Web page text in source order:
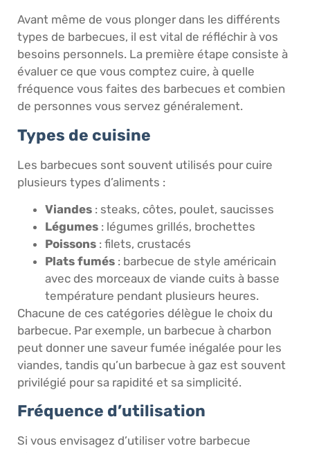
Avant même de vous plonger dans les différents
types de barbecues, il est vital de réfléchir à vos
besoins personnels. La première étape consiste à
évaluer ce que vous comptez cuire, à quelle
fréquence vous faites des barbecues et combien
de personnes vous servez généralement.
Types de cuisine
Les barbecues sont souvent utilisés pour cuire
plusieurs types d’aliments :
Viandes : steaks, côtes, poulet, saucisses
Légumes : légumes grillés, brochettes
Poissons : filets, crustacés
Plats fumés : barbecue de style américain
avec des morceaux de viande cuits à basse
température pendant plusieurs heures.
Chacune de ces catégories délègue le choix du
barbecue. Par exemple, un barbecue à charbon
peut donner une saveur fumée inégalée pour les
viandes, tandis qu’un barbecue à gaz est souvent
privilégié pour sa rapidité et sa simplicité.
Fréquence d’utilisation
Si vous envisagez d’utiliser votre barbecue